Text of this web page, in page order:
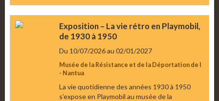
Exposition – La vie rétro en Playmobil,
de 1930 à 1950
Du 10/07/2026au 02/01/2027
Musée de la Résistance et de la Déportation de l
- Nantua
La vie quotidienne des années 1930 à 1950
s’expose en Playmobil au musée de la